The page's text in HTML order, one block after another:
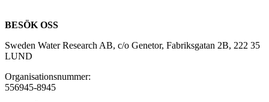
BESÖK OSS
Sweden Water Research AB, c/o Genetor, Fabriksgatan 2B, 222 35
LUND
Organisationsnummer:
556945-8945